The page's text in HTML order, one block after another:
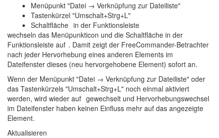
Menüpunkt "Datei → Verknüpfung zur Dateiliste"
Tastenkürzel "Umschalt+Strg+L"
Schaltfläche in der Funktionsleiste
wechseln das Menüpunkticon und die Schaltfläche in der
Funktionsleiste auf . Damit zeigt der FreeCommander-Betrachter
nach jeder Hervorhebung eines anderen Elements im
Dateifenster dieses (neu hervorgehobene Element) sofort an.
Wenn der Menüpunkt "Datei → Verknüpfung zur Dateiliste" oder
das Tastenkürzels "Umschalt+Strg+L" noch einmal aktiviert
werden, wird wieder auf gewechselt und Hervorhebungswechsel
im Dateifenster haben keinen Einfluss mehr auf das angezeigte
Element.
Aktualisieren